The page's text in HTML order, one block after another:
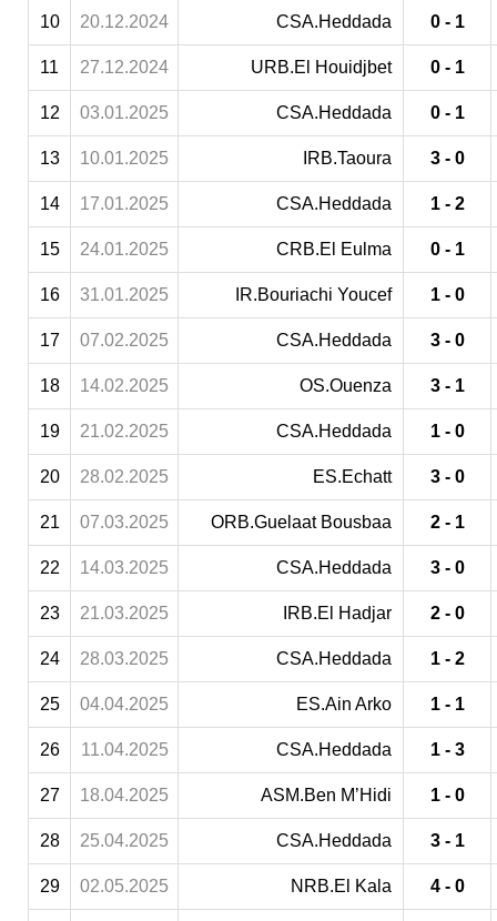
10 20.12.2024 CSA.Heddada 0 - 1
11 27.12.2024 URB.El Houidjbet 0 - 1
12 03.01.2025 CSA.Heddada 0 - 1
13 10.01.2025 IRB.Taoura 3 - 0
14 17.01.2025 CSA.Heddada 1 - 2
15 24.01.2025 CRB.El Eulma 0 - 1
16 31.01.2025 IR.Bouriachi Youcef 1 - 0
17 07.02.2025 CSA.Heddada 3 - 0
18 14.02.2025 OS.Ouenza 3 - 1
19 21.02.2025 CSA.Heddada 1 - 0
20 28.02.2025 ES.Echatt 3 - 0
21 07.03.2025 ORB.Guelaat Bousbaa 2 - 1
22 14.03.2025 CSA.Heddada 3 - 0
23 21.03.2025 IRB.El Hadjar 2 - 0
24 28.03.2025 CSA.Heddada 1 - 2
25 04.04.2025 ES.Ain Arko 1 - 1
26 11.04.2025 CSA.Heddada 1 - 3
27 18.04.2025 ASM.Ben M’Hidi 1 - 0
28 25.04.2025 CSA.Heddada 3 - 1
29 02.05.2025 NRB.El Kala 4 - 0